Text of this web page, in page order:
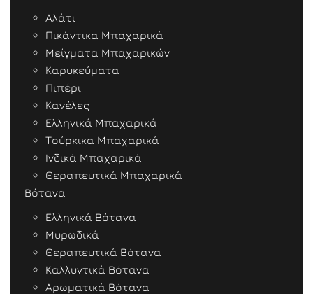
Αλάτι
Πικάντικα Μπαχαρικά
Μείγματα Μπαχαρικών
Καρυκεύματα
Πιπέρι
Κανέλες
Ελληνικά Μπαχαρικά
Τούρκικα Μπαχαρικά
Ινδικά Μπαχαρικά
Θεραπευτικά Μπαχαρικά
Βότανα
Ελληνικά Βότανα
Μυρωδικά
Θεραπευτικά Βότανα
Καλλυντικά Βότανα
Αρωματικά Βότανα